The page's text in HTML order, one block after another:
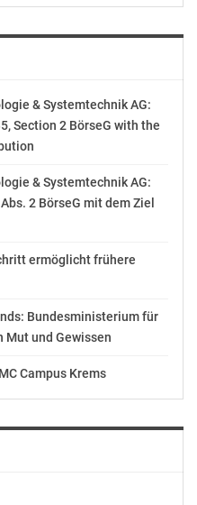
& Systemtechnik AG:
Section 2 BörseG with the
& Systemtechnik AG:
2 BörseG mit dem Ziel
ermöglicht frühere
Bundesministerium für
und Gewissen
Campus Krems